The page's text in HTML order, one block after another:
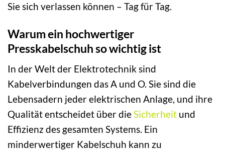
Sie sich verlassen können – Tag für Tag.
Warum ein hochwertiger
Presskabelschuh so wichtig ist
In der Welt der Elektrotechnik sind
Kabelverbindungen das A und O. Sie sind die
Lebensadern jeder elektrischen Anlage, und ihre
Qualität entscheidet über dieSicherheit und
Effizienz des gesamten Systems. Ein
minderwertiger Kabelschuh kann zu